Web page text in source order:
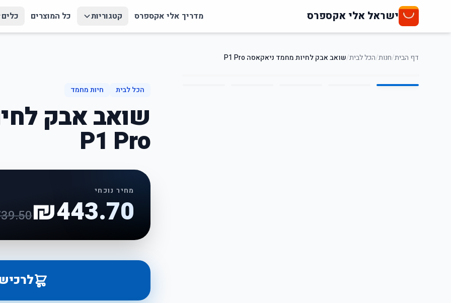
ישראל אלי אקספרס מדריך אלי אקספרס קטגוריות כל המוצרים כלים
דף הבית/חנות/הכל לבית/שואב אבק לחיות מחמד ניאקאסה P1 Pro
1
/
5
הכל לבית חיות מחמד
שואב אבק
P1 Pro
מחיר נוכחי
₪443.70